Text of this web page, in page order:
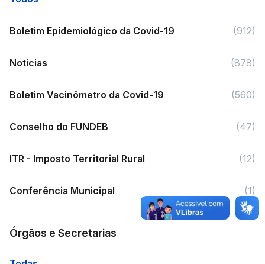
Boletim Epidemiológico da Covid-19 (912)
Notícias (878)
Boletim Vacinômetro da Covid-19 (560)
Conselho do FUNDEB (47)
ITR - Imposto Territorial Rural (12)
Conferência Municipal (1)
Órgãos e Secretarias